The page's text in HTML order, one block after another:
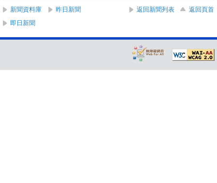
新聞資料庫 昨日新聞 返回新聞列表
返回頁首
即日新聞